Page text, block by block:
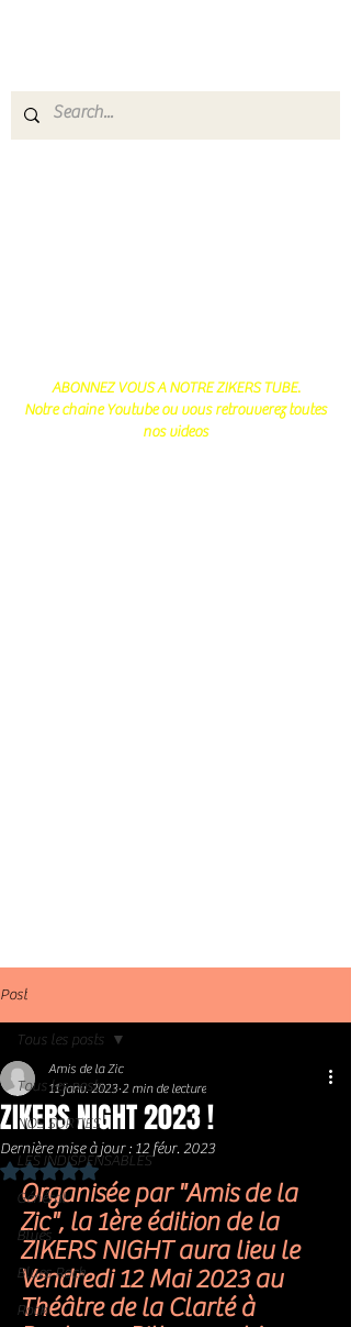
ABONNEZ VOUS A NOTRE ZIKERS TUBE.
Notre chaine Youtube ou vous retrouverez toutes
nos videos
Post
Tous les posts
NOS SORTIES
LES INDISPENSABLES
Général
Blues
Blues Rock
Rock
Tous les posts
ZIKERS NIGHT 2023 !
Amis de la Zic
11 janv. 2023 2 min de lecture
Dernière mise à jour :12 févr. 2023
Noté NaN étoiles sur 5.
Organisée par "Amis de la
Zic", la 1ère édition de la
ZIKERS NIGHT aura lieu le
Vendredi 12 Mai 2023 au
Théâtre de la Clarté à